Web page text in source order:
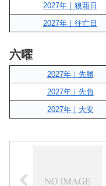
2027年｜狼藉日
2027年｜往亡日
六曜
2027年｜先勝
2027年｜先負
2027年｜大安